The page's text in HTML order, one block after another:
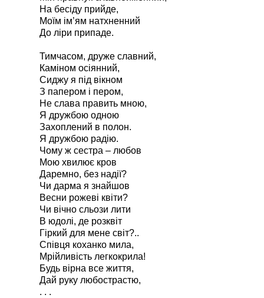
На бесіду прийде,
Моїм ім’ям натхненний
До ліри припаде.
Тимчасом, друже славний,
Каміном осіянний,
Сиджу я під вікном
З папером і пером,
Не слава править мною,
Я дружбою одною
Захоплений в полон.
Я дружбою радію.
Чому ж сестра – любов
Мою хвилює кров
Даремно, без надії?
Чи дарма я знайшов
Весни рожеві квіти?
Чи вічно сльози лити
В юдолі, де розквіт
Гіркий для мене світ?..
Співця коханко мила,
Мрійливість легкокрила!
Будь вірна все життя,
Дай руку любострастю,
. . .